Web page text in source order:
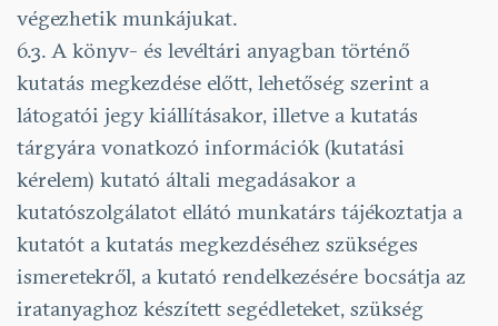
végezhetik munkájukat.
6.3. A könyv- és levéltári anyagban történő
kutatás megkezdése előtt, lehetőség szerint a
látogatói jegy kiállításakor, illetve a kutatás
tárgyára vonatkozó információk (kutatási
kérelem) kutató általi megadásakor a
kutatószolgálatot ellátó munkatárs tájékoztatja a
kutatót a kutatás megkezdéséhez szükséges
ismeretekről, a kutató rendelkezésére bocsátja az
iratanyaghoz készített segédleteket, szükség